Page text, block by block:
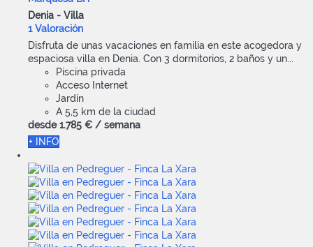
Denia - Villa
1 Valoración
Disfruta de unas vacaciones en familia en este acogedora y
espaciosa villa en Denia. Con 3 dormitorios, 2 baños y un...
Piscina privada
Acceso Internet
Jardín
A 5,5 km de la ciudad
desde 1.785 € / semana
+ INFO